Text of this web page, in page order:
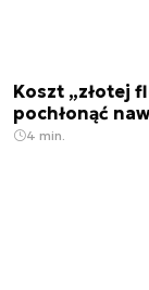
Koszt „złotej
pochłonąć
4 min.